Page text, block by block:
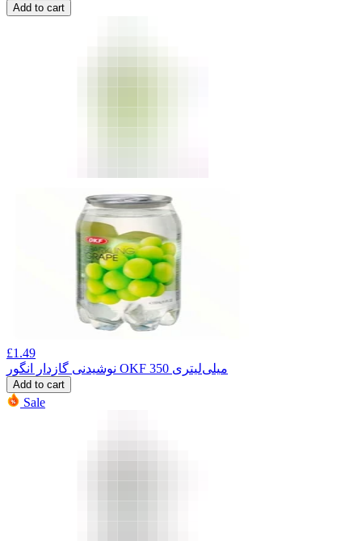
Add to cart
£1.49
نوشیدنی گازدار انگور OKF 350 میلی‌لیتری
Add to cart
Sale